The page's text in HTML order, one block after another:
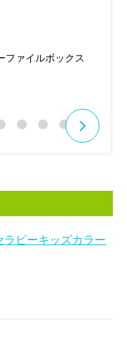
ファイルボックス
ラピーキッズカラー